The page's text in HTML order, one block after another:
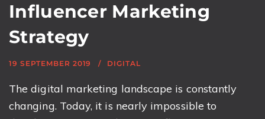
Influencer Marketing
Strategy
19 SEPTEMBER 2019 DIGITAL
The digital marketing landscape is constantly
changing. Today, it is nearly impossible to